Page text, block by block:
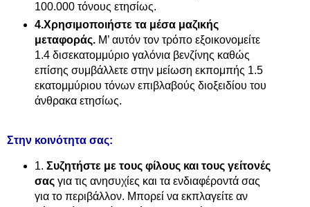
100.000 τόνους ετησίως.
4.Χρησιμοποιήστε τα μέσα μαζικής
μεταφοράς.Μ’ αυτόν τον τρόπο εξοικονομείτε
1.4 δισεκατομμύριο γαλόνια βενζίνης καθώς
επίσης συμβάλλετε στην μείωση εκπομπής 1.5
εκατομμύριου τόνων επιβλαβούς διοξειδίου του
άνθρακα ετησίως.
Στην κοινότητα σας:
1. Συζητήστε με τους φίλους και τους γείτονές
σαςγια τις ανησυχίες και τα ενδιαφέροντά σας
για το περιβάλλον. Μπορεί να εκπλαγείτε αν